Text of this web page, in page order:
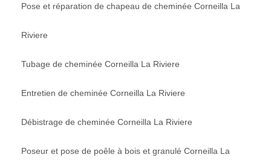
Pose et réparation de chapeau de cheminée Corneilla La
Riviere
Tubage de cheminée Corneilla La Riviere
Entretien de cheminée Corneilla La Riviere
Débistrage de cheminée Corneilla La Riviere
Poseur et pose de poêle à bois et granulé Corneilla La